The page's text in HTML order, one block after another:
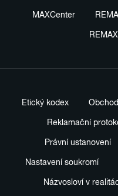
MAXCenter
Etický kodex
Reklamační
Právní ustanovení
Nastavení soukromí
Názvosloví v